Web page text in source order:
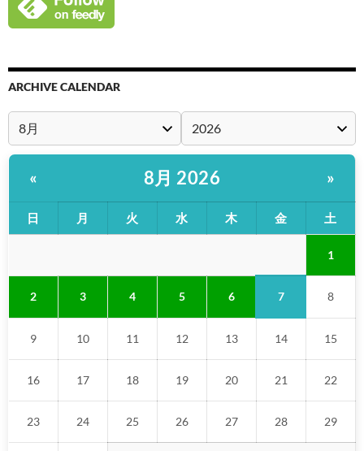
ARCHIVE CALENDAR
« 8月 2026 »
日 月 火 水 木 金 土
1
2 3 4 5 6 7 8
9 10 11 12 13 14 15
16 17 18 19 20 21 22
23 24 25 26 27 28 29